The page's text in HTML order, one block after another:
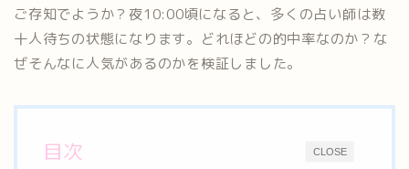
ご存知でようか？夜10:00頃になると、多くの占い師は数
十人待ちの状態になります。どれほどの的中率なのか？な
ぜそんなに人気があるのかを検証しました。
CLOSE
目次